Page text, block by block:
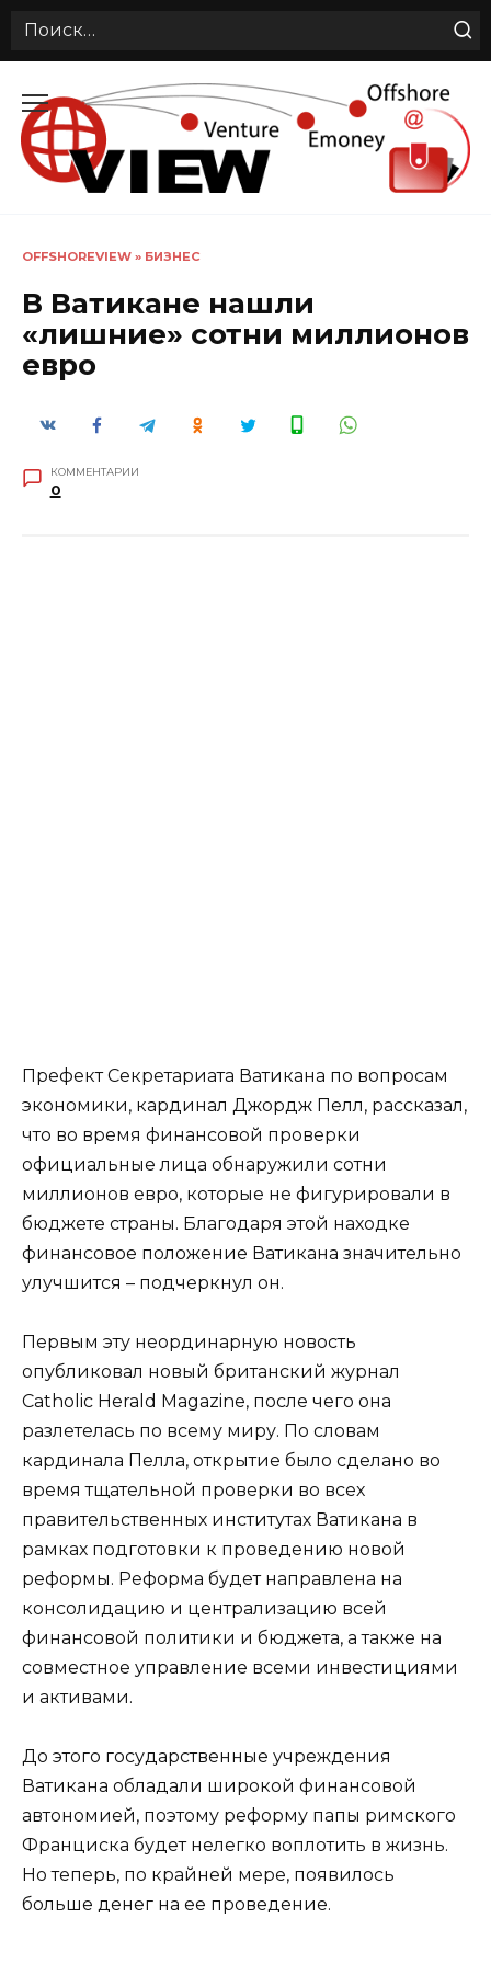
Search
содержанию
OFFSHOREVIEW » БИЗНЕС
В Ватикане нашли
«лишние» сотни миллионов
евро
КОММЕНТАРИИ
0
Префект Секретариата Ватикана по вопросам
экономики, кардинал Джордж Пелл, рассказал,
что во время финансовой проверки
официальные лица обнаружили сотни
миллионов евро, которые не фигурировали в
бюджете страны. Благодаря этой находке
финансовое положение Ватикана значительно
улучшится – подчеркнул он.
Первым эту неординарную новость
опубликовал новый британский журнал
Catholic Herald Magazine, после чего она
разлетелась по всему миру. По словам
кардинала Пелла, открытие было сделано во
время тщательной проверки во всех
правительственных институтах Ватикана в
рамках подготовки к проведению новой
реформы. Реформа будет направлена на
консолидацию и централизацию всей
финансовой политики и бюджета, а также на
совместное управление всеми инвестициями
и активами.
До этого государственные учреждения
Ватикана обладали широкой финансовой
автономией, поэтому реформу папы римского
Франциска будет нелегко воплотить в жизнь.
Но теперь, по крайней мере, появилось
больше денег на ее проведение.